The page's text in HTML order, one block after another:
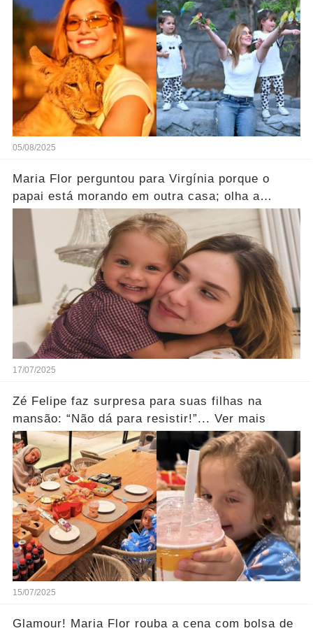
05/08/2025
Maria Flor perguntou para Virgínia porque o
papai está morando em outra casa; olha a
reação dela.... Ver mais
17/07/2025
Zé Felipe faz surpresa para suas filhas na
mansão: “Não dá para resistir!”... Ver mais
15/07/2025
Glamour! Maria Flor rouba a cena com bolsa de